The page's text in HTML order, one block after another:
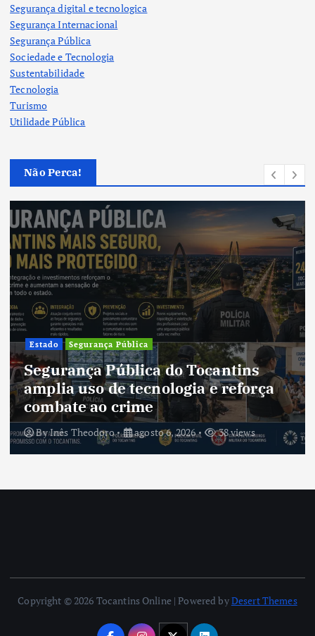
Segurança digital e tecnologica
Segurança Internacional
Segurança Pública
Sociedade e Tecnologia
Sustentabilidade
Tecnologia
Turismo
Utilidade Pública
Não Perca!
Estado Segurança Pública
Segurança Pública do Tocantins
amplia uso de tecnologia e reforça
combate ao crime
ByInês Theodoro agosto 6, 2026 38 views
Copyright © 2026 Tocantins Online | Powered byDesert Themes